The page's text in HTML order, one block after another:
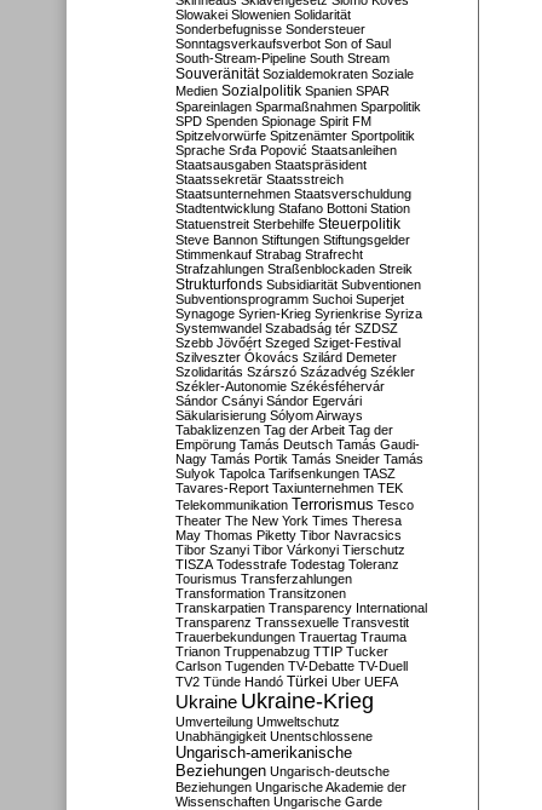
Slowakei Slowenien Solidarität
Sonderbefugnisse Sondersteuer
Sonntagsverkaufsverbot Son of Saul
South-Stream-Pipeline South Stream
Souveränität Sozialdemokraten Soziale
Medien Sozialpolitik Spanien SPAR
Spareinlagen Sparmaßnahmen Sparpolitik
SPD Spenden Spionage Spirit FM
Spitzelvorwürfe Spitzenämter Sportpolitik
Sprache Srđa Popović Staatsanleihen
Staatsausgaben Staatspräsident
Staatssekretär Staatsstreich
Staatsunternehmen Staatsverschuldung
Stadtentwicklung Stafano Bottoni Station
Statuenstreit Sterbehilfe Steuerpolitik
Steve Bannon Stiftungen Stiftungsgelder
Stimmenkauf Strabag Strafrecht
Strafzahlungen Straßenblockaden Streik
Strukturfonds Subsidiarität Subventionen
Subventionsprogramm Suchoi Superjet
Synagoge Syrien-Krieg Syrienkrise Syriza
Systemwandel Szabadság tér SZDSZ
Szebb Jövőért Szeged Sziget-Festival
Szilveszter Ókovács Szilárd Demeter
Szolidaritás Szárszó Századvég Székler
Székler-Autonomie Székésféhervár
Sándor Csányi Sándor Egervári
Säkularisierung Sólyom Airways
Tabaklizenzen Tag der Arbeit Tag der
Empörung Tamás Deutsch Tamás Gaudi-
Nagy Tamás Portik Tamás Sneider Tamás
Sulyok Tapolca Tarifsenkungen TASZ
Tavares-Report Taxiunternehmen TEK
Telekommunikation Terrorismus Tesco
Theater The New York Times Theresa
May Thomas Piketty Tibor Navracsics
Tibor Szanyi Tibor Várkonyi Tierschutz
TISZA Todesstrafe Todestag Toleranz
Tourismus Transferzahlungen
Transformation Transitzonen
Transkarpatien Transparency International
Transparenz Transsexuelle Transvestit
Trauerbekundungen Trauertag Trauma
Trianon Truppenabzug TTIP Tucker
Carlson Tugenden TV-Debatte TV-Duell
TV2 Tünde Handó Türkei Uber UEFA
Ukraine Ukraine-Krieg
Umverteilung Umweltschutz
Unabhängigkeit Unentschlossene
Ungarisch-amerikanische
Beziehungen Ungarisch-deutsche
Beziehungen Ungarische Akademie der
Wissenschaften Ungarische Garde